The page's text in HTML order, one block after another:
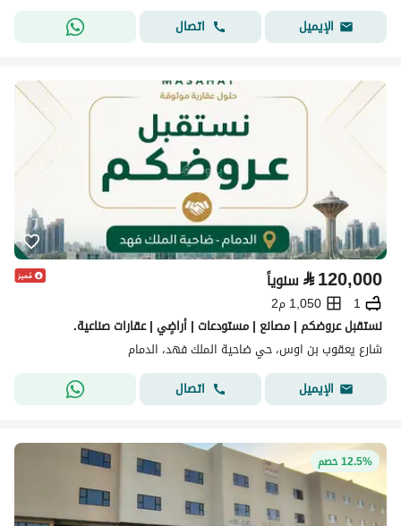
الإيميل
اتصال
⃁120,000 سنوياً
1
1,050 م2
نستقبل عروضكم | مصانع | مستودعات | أراضٍي | عقارات صناعية.
شارع يعقوب بن اوس، حي ضاحية الملك فهد، الدمام
الإيميل
اتصال
12.5% خصم